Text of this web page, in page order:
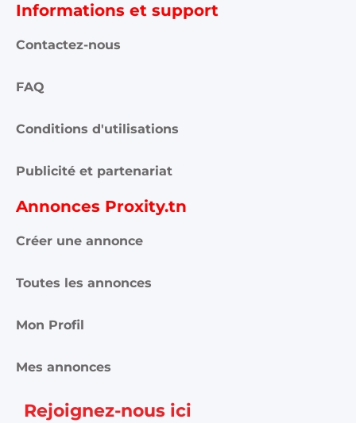
Informations et support
Contactez-nous
FAQ
Conditions d'utilisations
Publicité et partenariat
Annonces Proxity.tn
Créer une annonce
Toutes les annonces
Mon Profil
Mes annonces
Rejoignez-nous ici